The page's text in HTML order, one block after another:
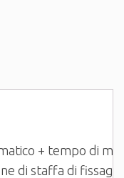
+ tempo di
di staffa di